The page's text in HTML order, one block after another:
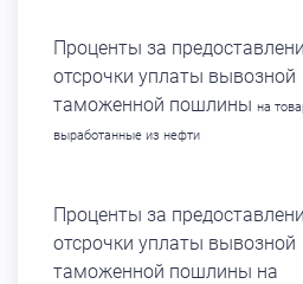
Проценты за
отсрочки уплаты вывозной
таможенной пошлины на
выработанные из нефти
Проценты за
отсрочки уплаты вывозной
таможенной пошлины на